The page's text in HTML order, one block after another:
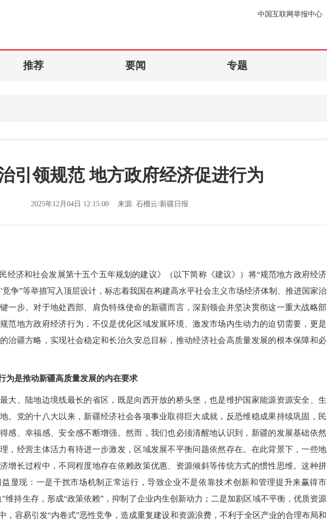
中国互联网举报中心
推荐 要闻 专题
引领规范 地方政府经济促进行为
2025年12月04日 12:15:00 来源:石榴云/新疆日报
济和社会发展第十五个五年规划的建议》（以下简称《建议》）将“规范地方政府经济
竞争”等举措写入顶层设计，标志着我国在构建高水平社会主义市场经济体制、推进国家治
一步。对于地处西部、肩负特殊使命的新疆而言，深刻领会并坚决贯彻这一重大战略部
范地方政府经济行为，不仅是优化区域发展环境、激发市场内生动力的迫切需要，更是
治疆方略，实现社会稳定和长治久安总目标，推动经济社会高质量发展的根本保障和必
是推动新疆高质量发展的内在要求
、陆地边境线最长的省区，既是向西开放的桥头堡，也是维护国家能源资源安全、生
。党的十八大以来，新疆经济社会各项事业取得巨大成就，反恐维稳成果持续巩固，民
感、幸福感、安全感不断增强。然而，我们也必须清醒地认识到，新疆的发展基础依然
，经营主体活力有待进一步激发，区域发展不平衡问题依然存在。在此背景下，一些地
增长过程中，不同程度地存在依赖政策优惠、资源倾斜等传统方式的惯性思维。这种拼
显现：一是干扰市场机制正常运行，导致企业不是依靠技术创新和管理提升来赢得市
维持生存，形成“政策依赖”，抑制了企业内生创新动力；二是加剧区域不平衡，优质资源
，容易引发“内卷式”恶性竞争，造成重复建设和资源浪费，不利于全区产业的合理布局和